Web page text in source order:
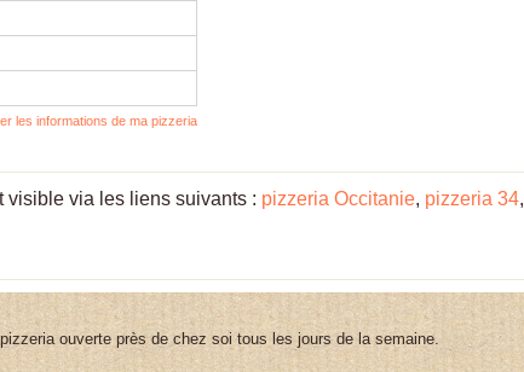
les informations de ma pizzeria
visible via les liens suivants : pizzeria Occitanie, pizzeria 34,
ouverte près de chez soi tous les jours de la semaine.